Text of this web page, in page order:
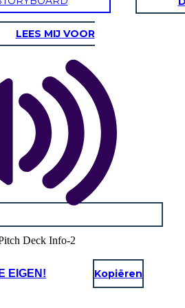
LEES MIJ VOOR
EIGEN! Kopiëren